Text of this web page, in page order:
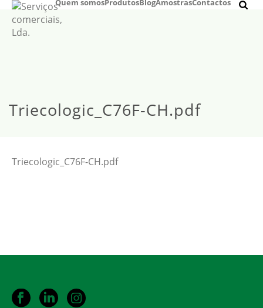
Quem somosProdutosBlogAmostrasContactos
Triecologic_C76F-CH.pdf
Triecologic_C76F-CH.pdf